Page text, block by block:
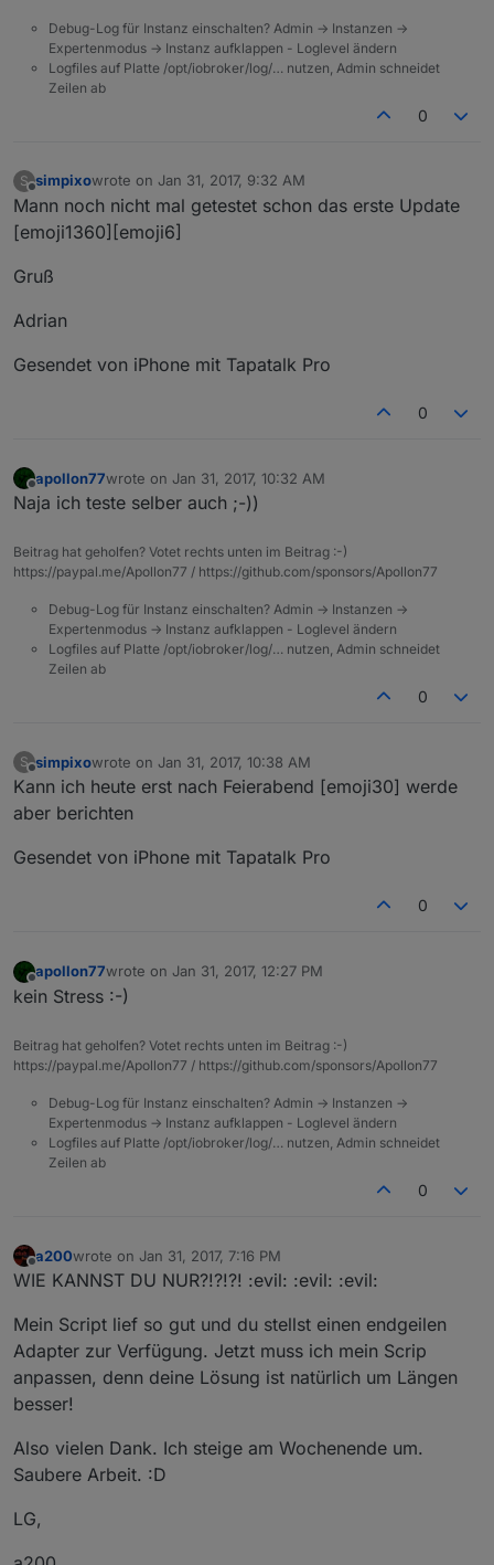
Debug-Log für Instanz einschalten? Admin -> Instanzen ->
Expertenmodus -> Instanz aufklappen - Loglevel ändern
Logfiles auf Platte /opt/iobroker/log/… nutzen, Admin schneidet
Zeilen ab
0
S simpixowrote on Jan 31, 2017, 9:32 AM
last edited by
Mann noch nicht mal getestet schon das erste Update
[emoji1360][emoji6]
Gruß
Adrian
Gesendet von iPhone mit Tapatalk Pro
0
Offline
apollon77wrote on Jan 31, 2017, 10:32 AM
last edited by
Naja ich teste selber auch ;-))
Beitrag hat geholfen? Votet rechts unten im Beitrag :-)
https://paypal.me/Apollon77 / https://github.com/sponsors/Apollon77
Debug-Log für Instanz einschalten? Admin -> Instanzen ->
Expertenmodus -> Instanz aufklappen - Loglevel ändern
Logfiles auf Platte /opt/iobroker/log/… nutzen, Admin schneidet
Zeilen ab
0
S
Offline
simpixowrote on Jan 31, 2017, 10:38 AM
last edited by
Kann ich heute erst nach Feierabend [emoji30] werde
aber berichten
Gesendet von iPhone mit Tapatalk Pro
0
Offline
apollon77wrote on Jan 31, 2017, 12:27 PM
last edited by
kein Stress :-)
Beitrag hat geholfen? Votet rechts unten im Beitrag :-)
https://paypal.me/Apollon77 / https://github.com/sponsors/Apollon77
Debug-Log für Instanz einschalten? Admin -> Instanzen ->
Expertenmodus -> Instanz aufklappen - Loglevel ändern
Logfiles auf Platte /opt/iobroker/log/… nutzen, Admin schneidet
Zeilen ab
0
Offline
a200wrote on Jan 31, 2017, 7:16 PM
last edited by
WIE KANNST DU NUR?!?!?! :evil: :evil: :evil:
Mein Script lief so gut und du stellst einen endgeilen
Adapter zur Verfügung. Jetzt muss ich mein Scrip
anpassen, denn deine Lösung ist natürlich um Längen
besser!
Also vielen Dank. Ich steige am Wochenende um.
Saubere Arbeit. :D
LG,